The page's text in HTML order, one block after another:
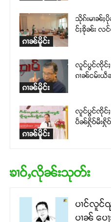
ၵၢၼ်မိူင်း
သိုၵ်းမၢၼ်
င်ႈၶိုၼ်း လင်
ၵၢၼ်မိူင်း
လူင်ပွင်ၸိုင်ႈမႂ်
ၵၢၼ်ငမ်းယဵ
ၵၢၼ်မိူင်း
လူင်ပွင်ၸိုင်ႈ
ပဵၼ်ႁိုဝ်မီးႁို
ၶၢဝ်ႇလိုၼ်းသုတ်း
ပၢင်လူင်ၺ
ပၢၼ် ​​ပေ